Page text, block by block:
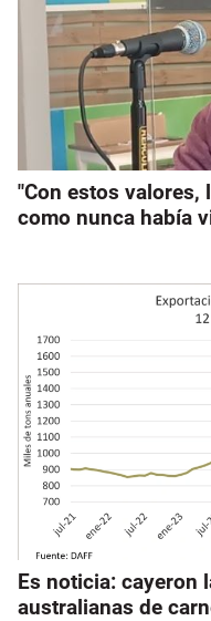
"Con estos valores,
como nunca había
Es noticia: cayeron
australianas de